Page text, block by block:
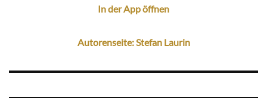
In der App öffnen
Autorenseite: Stefan Laurin